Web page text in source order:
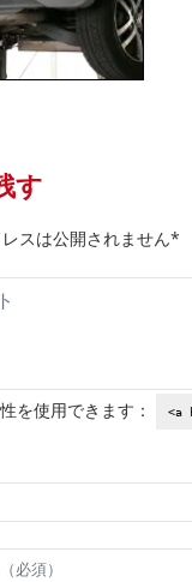
す
スは公開されません*
を使用できます： <a